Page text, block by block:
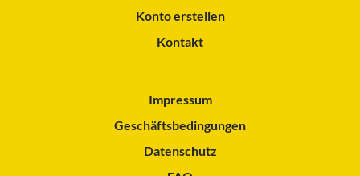
Konto erstellen
Kontakt
Impressum
Geschäftsbedingungen
Datenschutz